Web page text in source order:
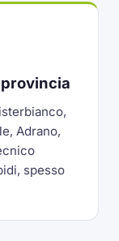
Adrano,
spesso